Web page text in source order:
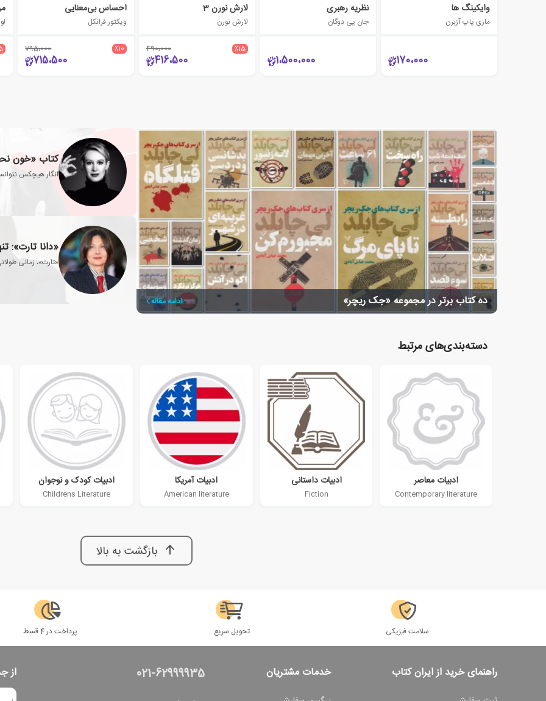
وایکینگ ها
ماری پاپ آزبرن
170،000
نظریه رهبری
جان پی دوگان
1،500،000
لارش نورن 3
لارش نورن
٪15 490،000
416،500
احساس بی‌معنایی
ویکتور فرانکل
٪10 795،000
715،500
ده کتاب برتر در مجموعه «جک ریچر» ادامه مقاله
کتاب «خون
انگار هیچکس
«دانا تارت»:
«تارت»، زمانی
دسته‌بندی‌های مرتبط
ادبیات معاصر
Contemporary literature
ادبیات داستانی
Fiction
ادبیات آمریکا
American literature
ادبیات کودک و نوجوان
Childrens Literature
بازگشت به بالا
سلامت فیزیکی تحویل سریع پرداخت در 4 قسط
راهنمای خرید از ایران کتاب خدمات مشتریان 021-62999935 از